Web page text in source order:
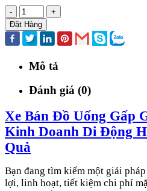
-
+
Đặt Hàng
Mô tả
Đánh giá (0)
Xe Bán Đồ Uống Gấp
Kinh Doanh Di Động
Quả
Bạn đang tìm kiếm một giải
lợi, linh hoạt, tiết kiệm chi phí